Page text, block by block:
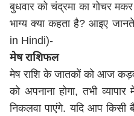
बुधवार को चंद्रमा का गोचर
भाग्य क्या कहता है? आइए
in Hindi)-
मेष राशिफल
मेष राशि के जातकों को आज
को अपनाना होगा, तभी
निकलवा पाएंगे. यदि आप